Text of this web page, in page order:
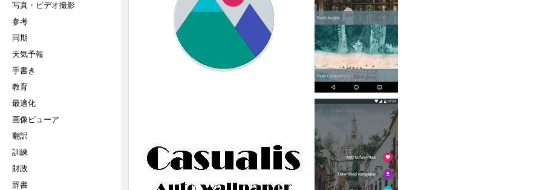
写真・ビデオ撮影
参考
同期
天気予報
手書き
教育
最適化
画像ビューア
翻訳
訓練
財政
辞書